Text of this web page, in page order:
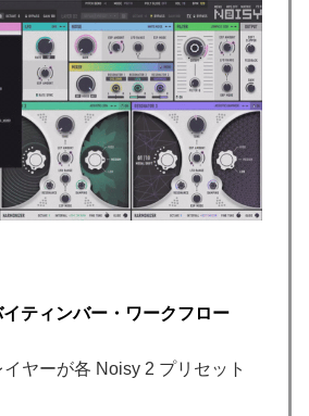
ティンバー・ワークフロー
ヤーが各 Noisy 2 プリセット